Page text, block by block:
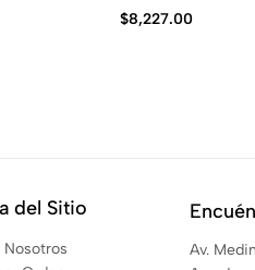
$8,227.00
del Sitio
Nosotros
Av.